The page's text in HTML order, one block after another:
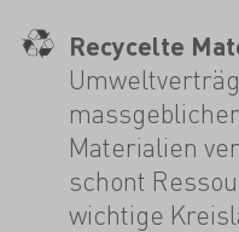
Recycelte
Materialien
schont
wichtige